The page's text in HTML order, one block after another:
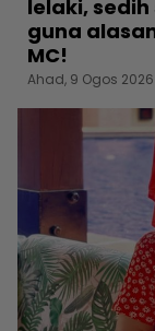
lelaki,
guna
MC!
Ahad, 9 Ogos 2026